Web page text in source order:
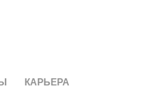
КАРЬЕРА